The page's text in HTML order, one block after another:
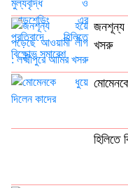
জনশূন্য
খসরু
হিলিতে